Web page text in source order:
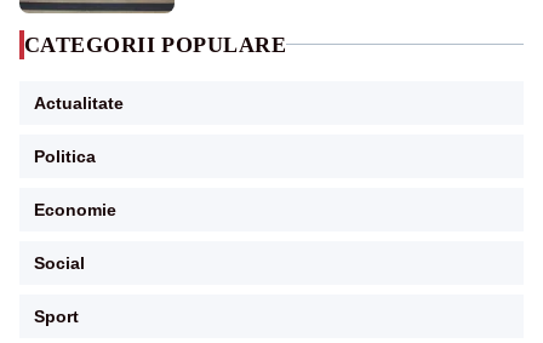
CATEGORII POPULARE
Actualitate
Politica
Economie
Social
Sport